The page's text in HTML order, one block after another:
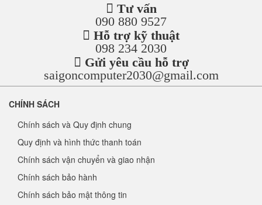
Tư vấn
090 880 9527
Hỗ trợ kỹ thuật
098 234 2030
Gửi yêu cầu hỗ trợ
saigoncomputer2030@gmail.com
CHÍNH SÁCH
Chính sách và Quy định chung
Quy định và hình thức thanh toán
Chính sách vận chuyển và giao nhận
Chính sách bảo hành
Chính sách bảo mật thông tin